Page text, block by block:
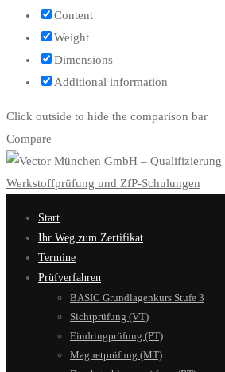
Content
Weight
Dimensions
Additional information
Click outside to hide the comparison bar
Compare
Start
Ihr Weg zum Zertifikat
Termine
Prüfverfahren
BASIC Grundlagenkurs Stufe 3
Sichtprüfung (VT)
Eindringprüfung (PT)
Magnetprüfung (MT)